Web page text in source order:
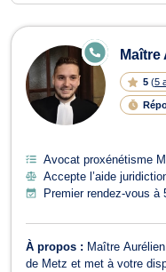
Avocats en
Maître
5 (5
E
N
N
E
Avocat proxénétisme
Accepte l’aide
Premier rendez-vous
À propos : Maître
de Metz et met à votre